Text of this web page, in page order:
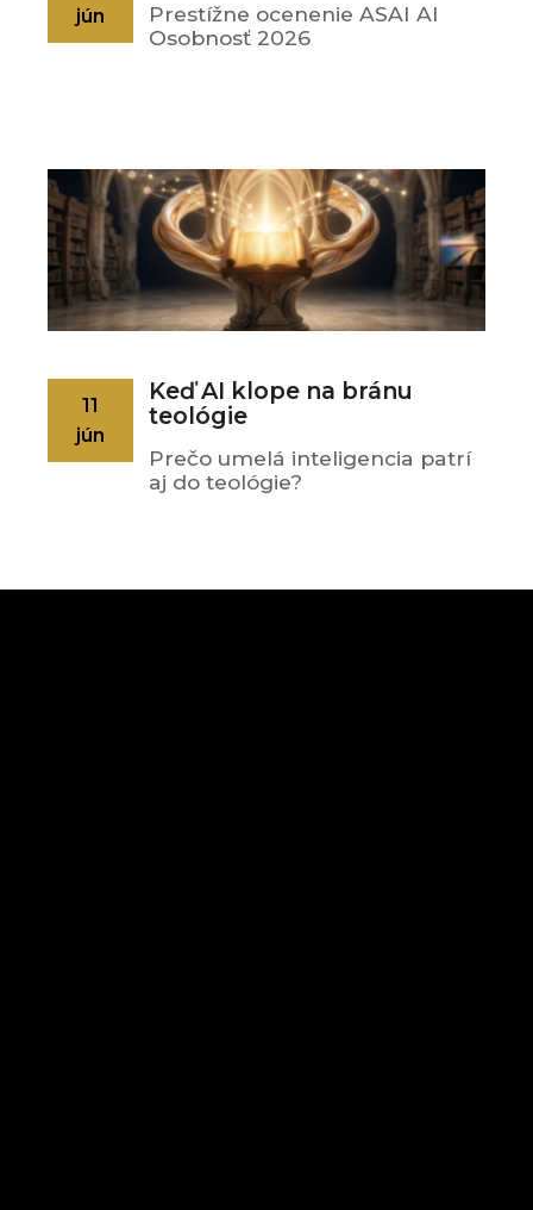
jún
Prestížne ocenenie ASAI AI
Osobnosť 2026
Keď AI klope na bránu
teológie
11
jún
Prečo umelá inteligencia patrí
aj do teológie?